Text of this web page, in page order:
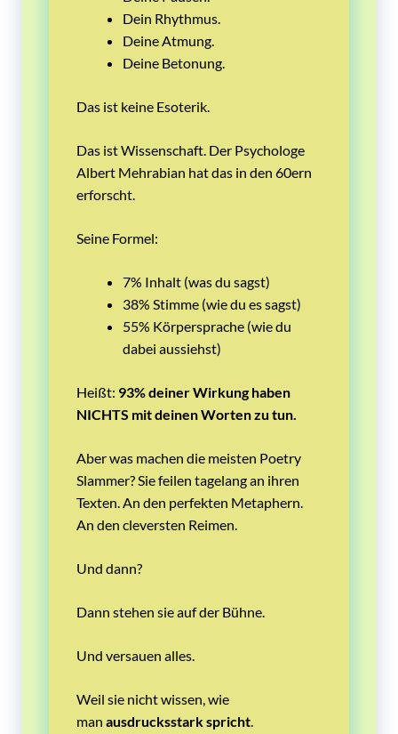
Dein Rhythmus.
Deine Atmung.
Deine Betonung.
Das ist keine Esoterik.
Das ist Wissenschaft. Der Psychologe
Albert Mehrabian hat das in den 60ern
erforscht.
Seine Formel:
7% Inhalt (was du sagst)
38% Stimme (wie du es sagst)
55% Körpersprache (wie du
dabei aussiehst)
Heißt: 93% deiner Wirkung haben
NICHTS mit deinen Worten zu tun.
Aber was machen die meisten Poetry
Slammer? Sie feilen tagelang an ihren
Texten. An den perfekten Metaphern.
An den cleversten Reimen.
Und dann?
Dann stehen sie auf der Bühne.
Und versauen alles.
Weil sie nicht wissen, wie
man ausdrucksstark spricht.